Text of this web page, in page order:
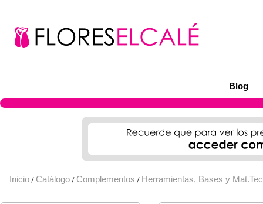
Blog
Inicio / Catálogo / Complementos / Herramientas, Bases y